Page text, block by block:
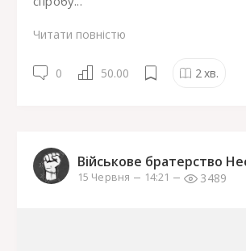
Читати повністю
0 50.00 2хв.
Військове братерство
15 Червня 14:21 3489